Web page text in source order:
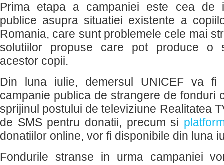
Prima etapa a campaniei este cea de
publice asupra situatiei existente a
Romania, care sunt problemele cele mai
solutiilor propuse care pot produce o
acestor copii.
Din luna iulie, demersul UNICEF va fi
campanie publica de strangere de fonduri
sprijinul postului de televiziune Realitatea
de SMS pentru donatii, precum si
donatiilor online, vor fi disponibile din luna
Fondurile stranse in urma campaniei